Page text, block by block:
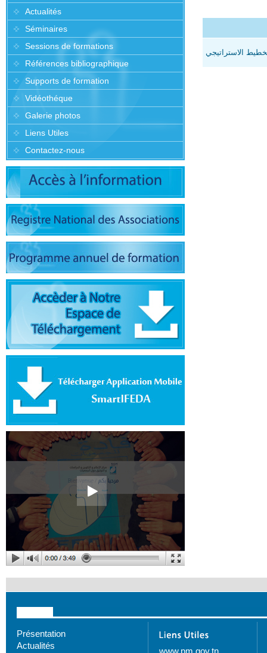
Actualités
Séminaires
Sessions de formations
Références bibliographique
Supports de formation
Vidéothéque
Galerie photos
Liens Utiles
Contactez-nous
الاستراتيجي
Présentation
Actualités
www.pm.gov.tn